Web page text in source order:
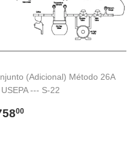
(Adicional) Método 26A
--- S-22
00$758.00